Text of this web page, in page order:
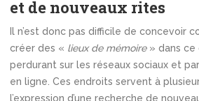
et de nouveaux rites
Il n’est donc pas difficile de concevoir
créer des « lieux de mémoire» dans ce
perdurant sur les réseaux sociaux et
en ligne. Ces endroits servent à
l’expression d’une recherche de